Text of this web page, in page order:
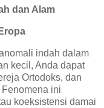
dan Alam
indah dalam
kecil, Anda dapat
Ortodoks, dan
ini
koeksistensi damai